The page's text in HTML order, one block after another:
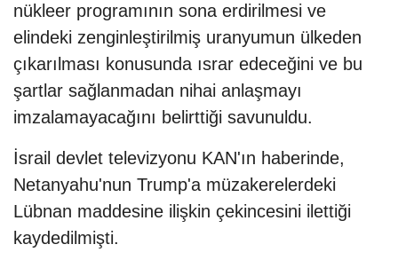
nükleer programının sona erdirilmesi ve
elindeki zenginleştirilmiş uranyumun ülkeden
çıkarılması konusunda ısrar edeceğini ve bu
şartlar sağlanmadan nihai anlaşmayı
imzalamayacağını belirttiği savunuldu.
İsrail devlet televizyonu KAN'ın haberinde,
Netanyahu'nun Trump'a müzakerelerdeki
Lübnan maddesine ilişkin çekincesini ilettiği
kaydedilmişti.